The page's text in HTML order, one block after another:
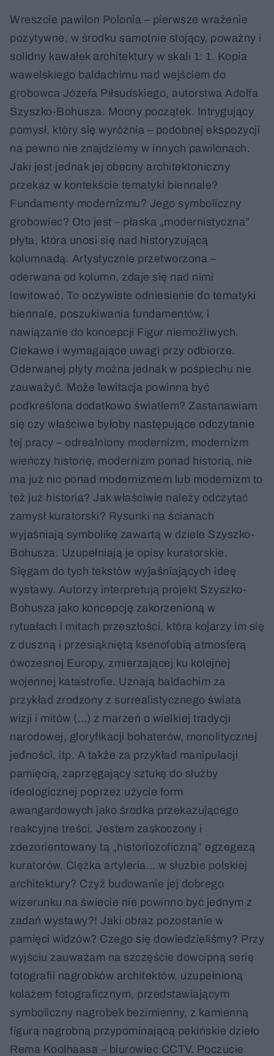
Wreszcie pawilon Polonia – pierwsze wrażenie
pozytywne, w środku samotnie stojący, poważny i
solidny kawałek architektury w skali 1: 1. Kopia
wawelskiego baldachimu nad wejściem do
grobowca Józefa Piłsudskiego, autorstwa Adolfa
Szyszko-Bohusza. Mocny początek. Intrygujący
pomysł, który się wyróżnia – podobnej ekspozycji
na pewno nie znajdziemy w innych pawilonach.
Jaki jest jednak jej obecny architektoniczny
przekaz w kontekście tematyki biennale?
Fundamenty modernizmu? Jego symboliczny
grobowiec? Oto jest – płaska „modernistyczna”
płyta, która unosi się nad historyzującą
kolumnadą. Artystycznie przetworzona –
oderwana od kolumn, zdaje się nad nimi
lewitować. To oczywiste odniesienie do tematyki
biennale, poszukiwania fundamentów, i
nawiązanie do koncepcji Figur niemożliwych.
Ciekawe i wymagające uwagi przy odbiorze.
Oderwanej płyty można jednak w pośpiechu nie
zauważyć. Może lewitacja powinna być
podkreślona dodatkowo światłem? Zastanawiam
się czy właściwe byłoby następujące odczytanie
tej pracy – odrealniony modernizm, modernizm
wieńczy historię, modernizm ponad historią, nie
ma już nic ponad modernizmem lub modernizm to
też już historia? Jak właściwie należy odczytać
zamysł kuratorski? Rysunki na ścianach
wyjaśniają symbolikę zawartą w dziele Szyszko-
Bohusza. Uzupełniają je opisy kuratorskie.
Sięgam do tych tekstów wyjaśniających ideę
wystawy. Autorzy interpretują projekt Szyszko-
Bohusza jako koncepcję zakorzenioną w
rytuałach i mitach przeszłości, która kojarzy im się
z duszną i przesiąkniętą ksenofobią atmosferą
ówczesnej Europy, zmierzającej ku kolejnej
wojennej katastrofie. Uznają baldachim za
przykład zrodzony z surrealistycznego świata
wizji i mitów (…) z marzeń o wielkiej tradycji
narodowej, gloryfikacji bohaterów, monolitycznej
jedności, itp. A także za przykład manipulacji
pamięcią, zaprzęgający sztukę do służby
ideologicznej poprzez użycie form
awangardowych jako środka przekazującego
reakcyjne treści. Jestem zaskoczony i
zdezorientowany tą „historiozoficzną” egzegezą
kuratorów. Ciężka artyleria… w służbie polskiej
architektury? Czyż budowanie jej dobrego
wizerunku na świecie nie powinno być jednym z
zadań wystawy?! Jaki obraz pozostanie w
pamięci widzów? Czego się dowiedzieliśmy? Przy
wyjściu zauważam na szczęście dowcipną serię
fotografii nagrobków architektów, uzupełnioną
kolażem fotograficznym, przedstawiającym
symboliczny nagrobek bezimienny, z kamienną
figurą nagrobną przypominającą pekińskie dzieło
Rema Koolhaasa – biurowiec CCTV. Poczucie